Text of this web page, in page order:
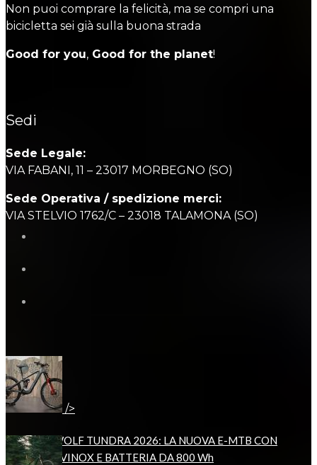
Non puoi comprare la felicità, ma se compri una
bicicletta sei già sulla buona strada
Good for you, Good for the planet!
Sedi
Sede Legale:
VIA FABANI, 11 – 23017 MORBEGNO (SO)
Sede Operativa / spedizione merci:
VIA STELVIO 1762/C – 23018 TALAMONA (SO)
News
/>
STEPPENWOLF TUNDRA 2026: LA NUOVA E-MTB CON
MOTORE AVINOX E BATTERIA DA 800 Wh